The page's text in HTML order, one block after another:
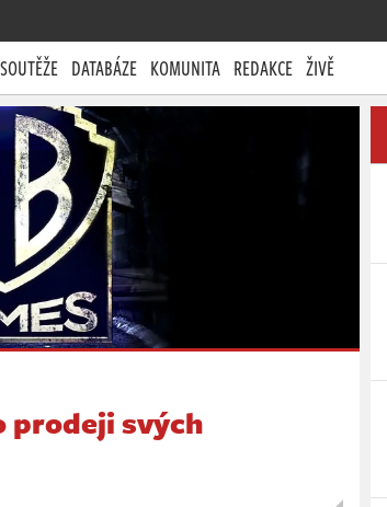
SOUTĚŽE DATABÁZE KOMUNITA REDAKCE ŽIVĚ
prodeji svých